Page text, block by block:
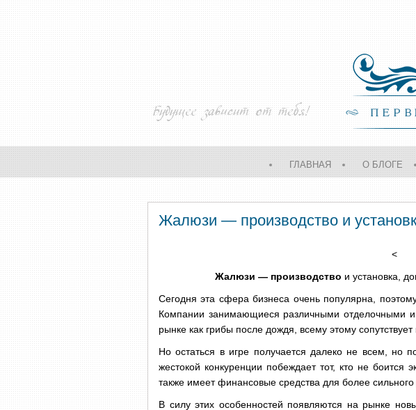
ГЛАВНАЯ О БЛОГЕ
Жалюзи — производство и
<
Жалюзи — производство и установка,
Сегодня эта сфера бизнеса очень популярна,
Компании занимающиеся различными отделочными
рынке как грибы после дождя, всему этому сопутствует
Но остаться в игре получается далеко не всем, но
жестокой конкуренции побеждает тот, кто не боится
также имеет финансовые средства для более сильного
В силу этих особенностей появляются на рынке